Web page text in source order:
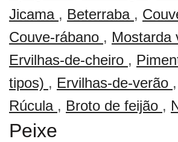
Jicama , Beterraba ,
Couve-rábano , Mostarda
Ervilhas-de-cheiro ,
tipos) , Ervilhas-de-verão ,
Rúcula , Broto de feijão ,
Peixe